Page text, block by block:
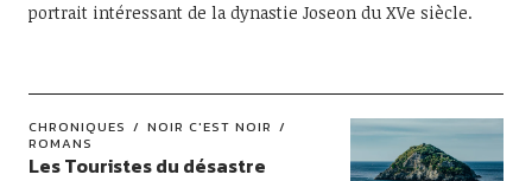
portrait intéressant de la dynastie Joseon du XVe siècle.
CHRONIQUES
NOIR C'EST NOIR
ROMANS
Les Touristes du désastre